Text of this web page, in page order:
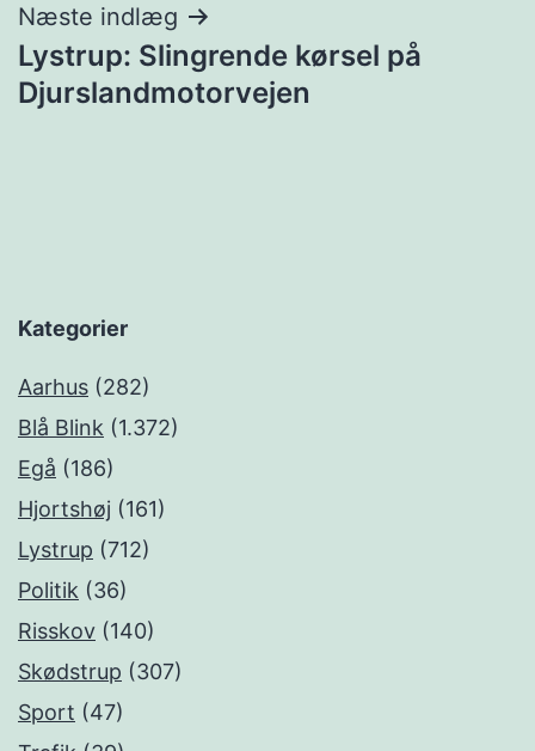
Næste indlæg
Lystrup: Slingrende kørsel på
Djurslandmotorvejen
Kategorier
Aarhus (282)
Blå Blink (1.372)
Egå (186)
Hjortshøj (161)
Lystrup (712)
Politik (36)
Risskov (140)
Skødstrup (307)
Sport (47)